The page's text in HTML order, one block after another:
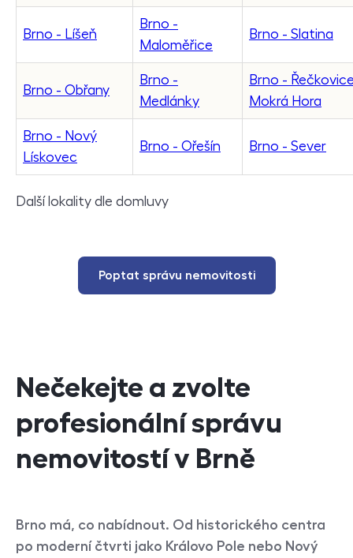
Brno - Líšeň
Brno -
Maloměřice
Brno - Slatina
Brno - Obřany
Brno -
Medlánky
Brno -
Mokrá Hora
Brno - Nový
Lískovec
Brno - Ořešín Brno - Sever
Další lokality dle domluvy
Poptat správu nemovitosti
Nečekejte a zvolte
profesionální správu
nemovitostí v Brně
Brno má, co nabídnout. Od historického centra
po moderní čtvrti jako Královo Pole nebo Nový